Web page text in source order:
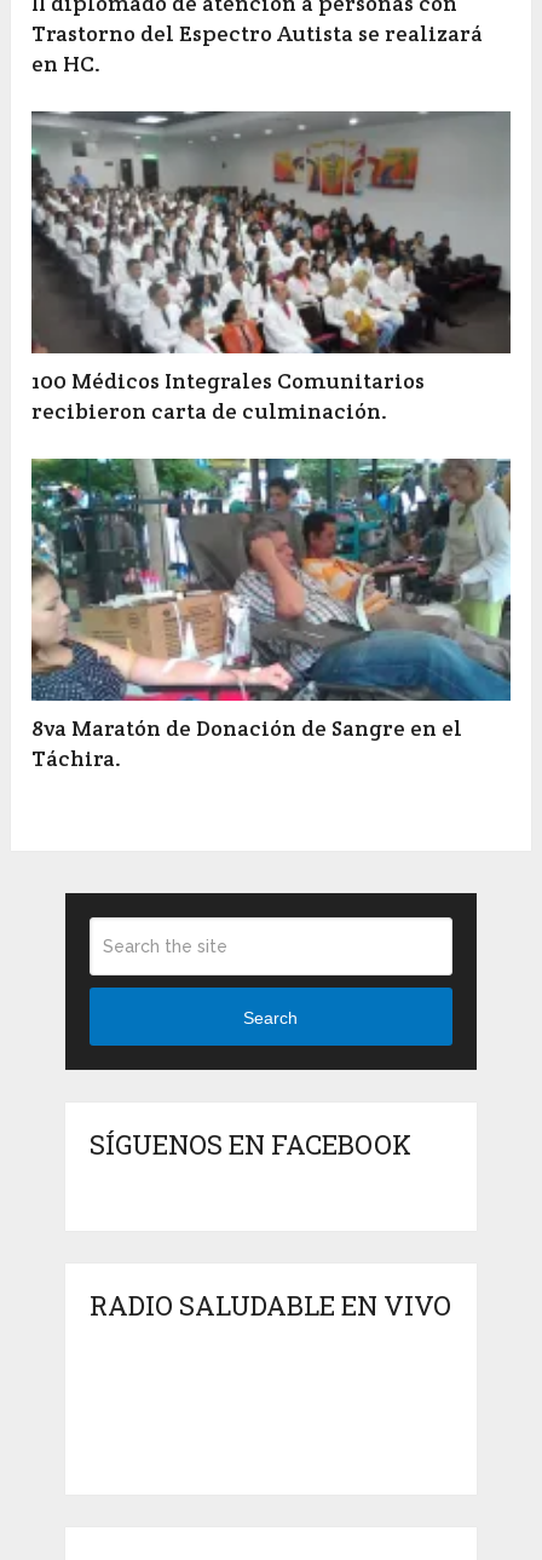
Trastorno del Espectro Autista se realizará
en HC.
100 Médicos Integrales Comunitarios
recibieron carta de culminación.
8va Maratón de Donación de Sangre en el
Táchira.
Search
SÍGUENOS EN FACEBOOK
RADIO SALUDABLE EN VIVO